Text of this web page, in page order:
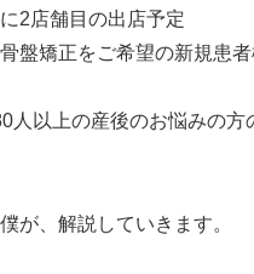
2店舗目の出店予定
盤矯正をご希望の新規患
人以上の産後のお悩みの方
が、解説していきます。